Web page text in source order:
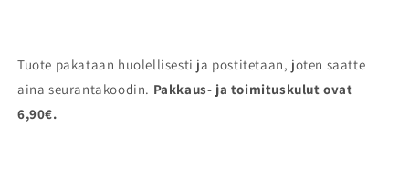
Tuote pakataan huolellisesti ja postitetaan, joten saatte
aina seurantakoodin. Pakkaus- ja toimituskulut ovat
6,90€.